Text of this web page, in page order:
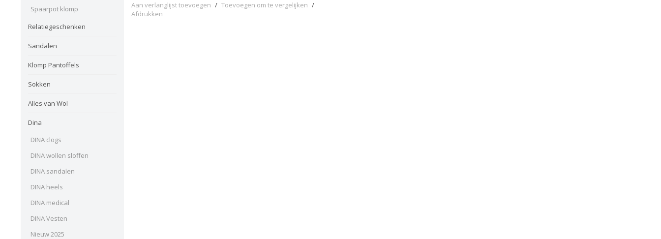
Spaarpot klomp
Relatiegeschenken
Sandalen
Klomp Pantoffels
Sokken
Alles van Wol
Dina
DINA clogs
DINA wollen sloffen
DINA sandalen
DINA heels
DINA medical
DINA Vesten
Nieuw 2025
Aan verlanglijst toevoegen / Toevoegen om te vergelijken /
Afdrukken